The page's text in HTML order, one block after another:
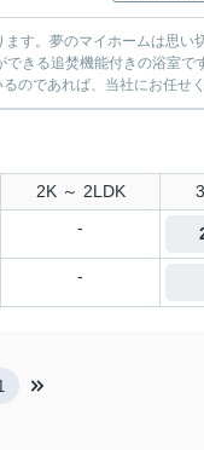
す。夢のマイホームは思い
きる追焚機能付きの浴室で
のであれば、当社にお任せく
2K ～ 2LDK
-
-